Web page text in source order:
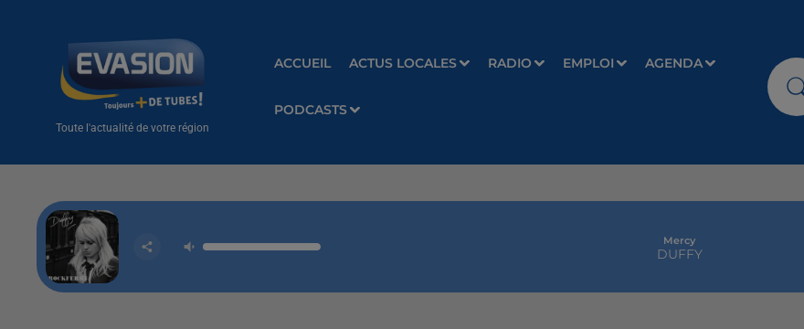
Toute l'actualité de votre région
ACCUEIL ACTUS LOCALES RADIO EMPLOI AGENDA
PODCASTS
Mercy
DUFFY